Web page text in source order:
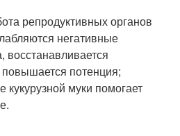
репродуктивных органов
негативные
восстанавливается
потенция;
муки помогает